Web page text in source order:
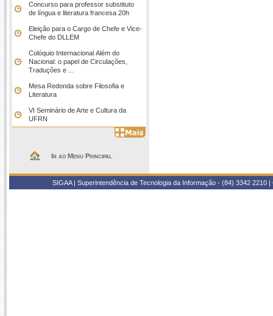
Concurso para professor substituto
de língua e literatura francesa 20h
Eleição para o Cargo de Chefe e Vice-
Chefe do DLLEM
Colóquio Internacional Além do
Nacional: o papel de Circulações,
Traduções e ...
Mesa Redonda sobre Filosofia e
Literatura
VI Seminário de Arte e Cultura da
UFRN
Ir ao Menu Principal
SIGAA | Superintendência de Tecnologia da Informação - (84) 3342